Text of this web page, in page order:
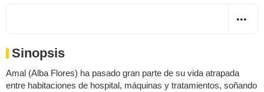
Sinopsis
Amal (Alba Flores) ha pasado gran parte de su vida atrapada
entre habitaciones de hospital, máquinas y tratamientos, soñando